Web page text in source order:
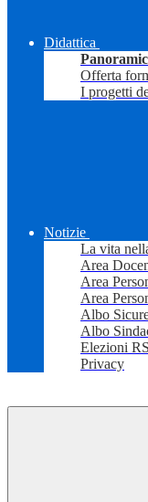
Didattica
Offerta
I progetti
Notizie
La vita
Area
Area
Area
Albo
Albo
Elezioni
Privacy